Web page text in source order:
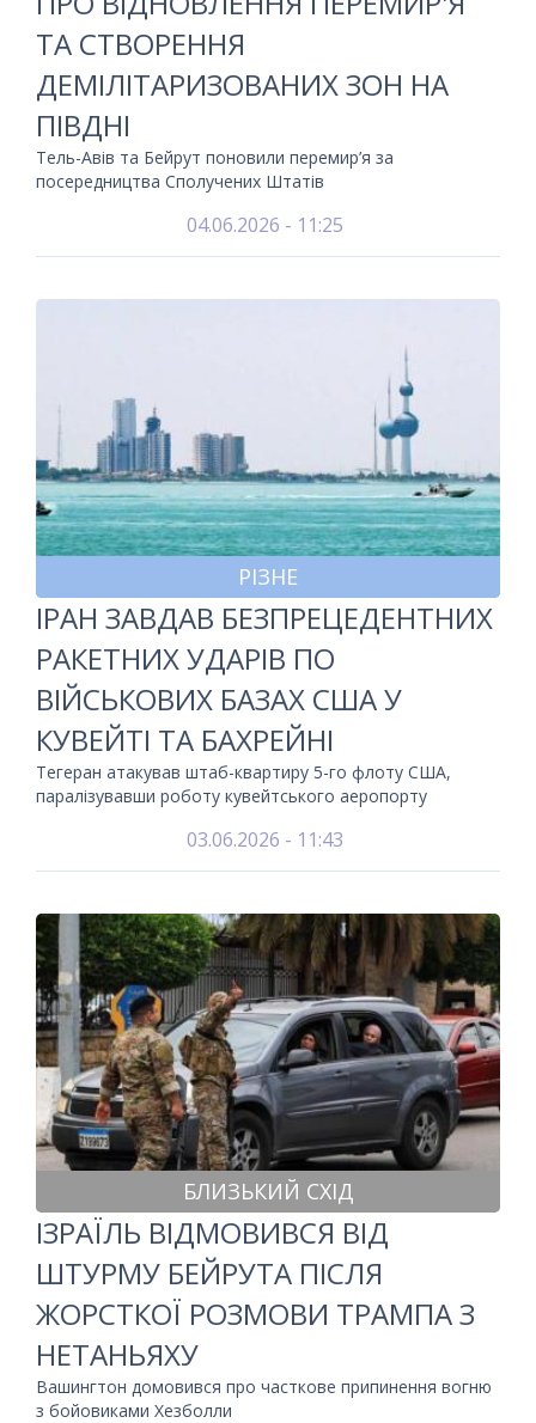
ТА СТВОРЕННЯ
ДЕМІЛІТАРИЗОВАНИХ ЗОН НА
ПІВДНІ
Тель-Авів та Бейрут поновили перемир’я за
посередництва Сполучених Штатів
04.06.2026 - 11:25
РІЗНЕ
ІРАН ЗАВДАВ БЕЗПРЕЦЕДЕНТНИХ
РАКЕТНИХ УДАРІВ ПО
ВІЙСЬКОВИХ БАЗАХ США У
КУВЕЙТІ ТА БАХРЕЙНІ
Тегеран атакував штаб-квартиру 5-го флоту США,
паралізувавши роботу кувейтського аеропорту
03.06.2026 - 11:43
БЛИЗЬКИЙ СХІД
ІЗРАЇЛЬ ВІДМОВИВСЯ ВІД
ШТУРМУ БЕЙРУТА ПІСЛЯ
ЖОРСТКОЇ РОЗМОВИ ТРАМПА З
НЕТАНЬЯХУ
Вашингтон домовився про часткове припинення вогню
з бойовиками Хезболли